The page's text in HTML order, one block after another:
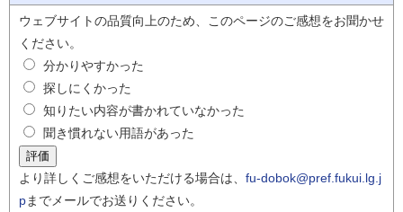
ウェブサイトの品質向上のため、このページのご感想をお聞かせ
ください。
分かりやすかった
探しにくかった
知りたい内容が書かれていなかった
聞き慣れない用語があった
より詳しくご感想をいただける場合は、 fu-dobok@pref.fukui.lg.j
pまでメールでお送りください。